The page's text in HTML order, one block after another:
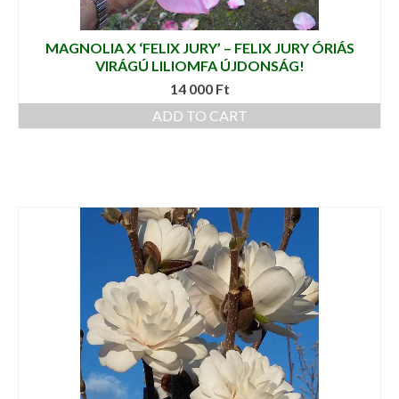
MAGNOLIA X ‘FELIX JURY’ – FELIX JURY ÓRIÁS
VIRÁGÚ LILIOMFA ÚJDONSÁG!
14 000 Ft
ADD TO CART